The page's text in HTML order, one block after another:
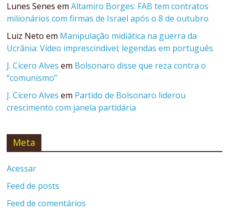
Lunes Senes emAltamiro Borges: FAB tem contratos
milionários com firmas de Israel após o 8 de outubro
Luiz Neto em Manipulação midiática na guerra da
Ucrânia: Vídeo imprescindível; legendas em português
J. Cícero Alves em Bolsonaro disse que reza contra o
“comunismo”
J. Cícero Alves em Partido de Bolsonaro liderou
crescimento com janela partidária
Meta
Acessar
Feed de posts
Feed de comentários